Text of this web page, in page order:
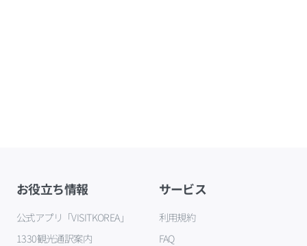
お役立ち情報
公式アプリ「VISITKOREA」
1330観光通訳案内
サービス
利用規約
FAQ